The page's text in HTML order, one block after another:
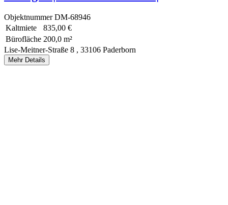
Objektnummer DM-68946
Kaltmiete
835,00 €
Bürofläche 200,0 m²
Lise-Meitner-Straße 8 , 33106 Paderborn
Mehr Details